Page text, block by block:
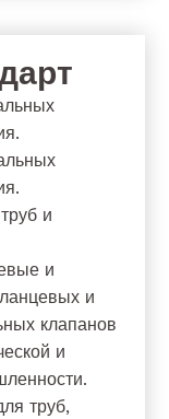
и
и
и
клапанов
и
труб,